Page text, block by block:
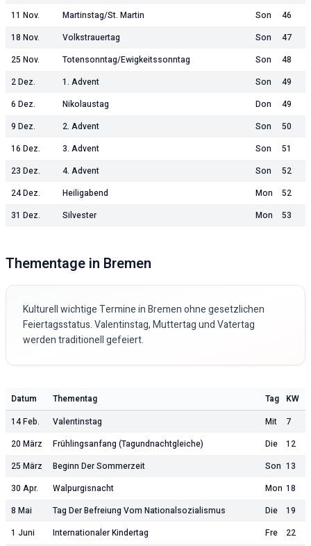
11 Nov.
Martinstag/St. Martin Son
46
18 Nov.
Volkstrauertag Son
47
25 Nov.
Totensonntag/Ewigkeitssonntag Son
48
2 Dez.
1. Advent Son
49
6 Dez.
Nikolaustag Don
49
9 Dez.
2. Advent Son
50
16 Dez.
3. Advent Son
51
23 Dez.
4. Advent Son
52
24 Dez.
Heiligabend Mon
52
31 Dez.
Silvester Mon 53
Thementage in Bremen
Kulturell wichtige Termine inBremenohne gesetzlichen
Feiertagsstatus. Valentinstag, Muttertag und Vatertag
werden traditionell gefeiert.
Datum Thementag Tag
KW
14 Feb.
Valentinstag Mit
7
20 März
Frühlingsanfang (Tagundnachtgleiche) Die
12
25 März
Beginn Der Sommerzeit Son 13
30 Apr.
Walpurgisnacht Mon 18
8 Mai
Tag Der Befreiung Vom Nationalsozialismus Die
19
1 Juni
Internationaler Kindertag Fre 22